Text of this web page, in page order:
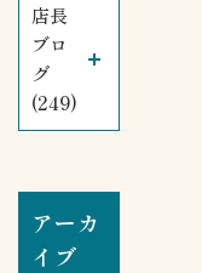
店長
ブロ
グ
(249)
アーカ
イブ